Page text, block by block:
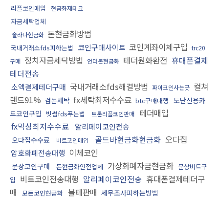
리플코인매입 현금화재테크
자금세탁업체
솔라나현금화 돈현금화방법
국내거래소fds피하는법 코인구매사이트 코인계좌이체구입 trc20
구매 정치자금세탁방법 언더돈현금화 테더원화환전 휴대폰결제
테더전송
소액결제테더구매 국내거래소fds해결방법 파이코인사는곳 컬쳐
랜드91% 검돈세탁 fx세탁최저수수료 btc구매대행 도난신용카
드코인구입
빗썸fds푸는법 트론리플코인판매
테더매입
fx믹싱최저수수료
알리페이코인전송
오다집수수료 비트코인매입 골드바현금화현금화 오다집
암호화폐전송대행 이체코인
문상코인구매 돈현금화안전업체 가상화폐자금현금화 문상비트구
입
비트코인전송대행 알리페이코인전송 휴대폰결제테더구
매
모든코인현금화 블테판매 세무조사피하는방법